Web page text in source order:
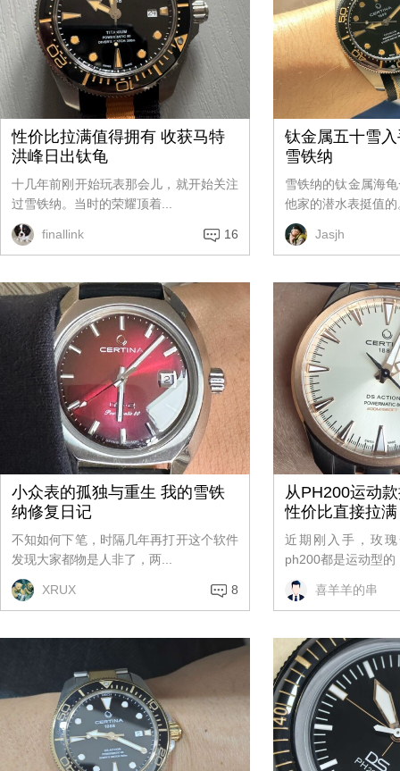
性价比拉满值得拥有 收获马特
洪峰日出钛龟
十几年前刚开始玩表那会儿，就开始关注
过雪铁纳。当时的荣耀顶着...
finallink 16
钛金属五十雪
雪铁纳
雪铁纳的钛金属海
他家的潜水表挺值
Jasjh
小众表的孤独与重生 我的雪铁
纳修复日记
不知如何下笔，时隔几年再打开这个软件
发现大家都物是人非了，两...
XRUX 8
从PH200运动
性价比直接拉满
近期刚入手，玫
ph200都是运动型的
喜羊羊的串